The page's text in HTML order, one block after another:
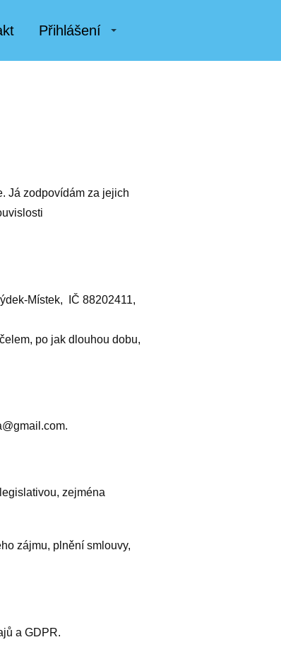
Přihlášení
Já zodpovídám za jejich
Místek, IČ 88202411,
po jak dlouhou dobu,
zejména
zájmu, plnění smlouvy,
a GDPR.